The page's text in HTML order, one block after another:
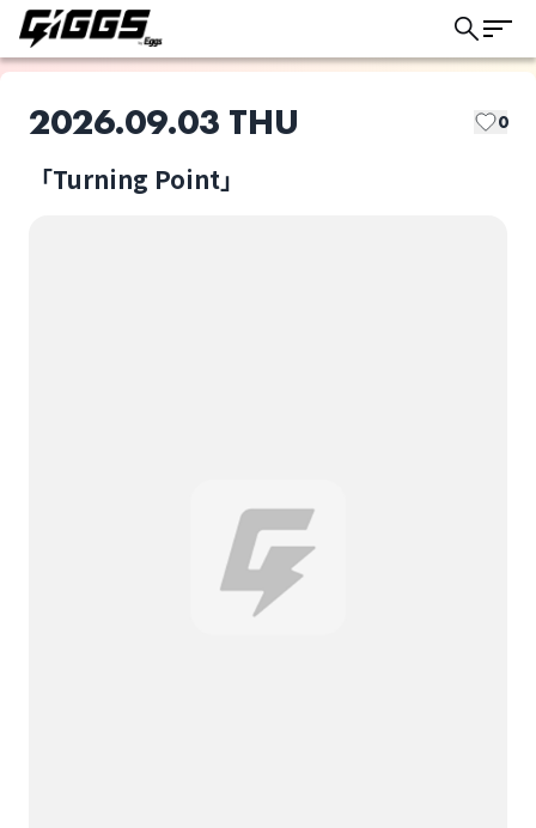
2026.09.03 THU 0
「Turning Point」
このライブの取り置きは終了しました